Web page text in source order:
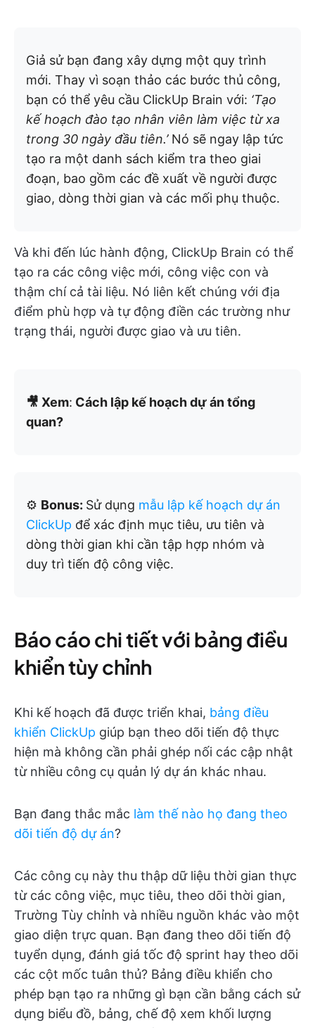
Giả sử bạn đang xây dựng một quy trình
mới. Thay vì soạn thảo các bước thủ công,
bạn có thể yêu cầu ClickUp Brain với: ‘Tạo
kế hoạch đào tạo nhân viên làm việc từ xa
trong 30 ngày đầu tiên.’Nó sẽ ngay lập tức
tạo ra một danh sách kiểm tra theo giai
đoạn, bao gồm các đề xuất về người được
giao, dòng thời gian và các mối phụ thuộc.
Và khi đến lúc hành động, ClickUp Brain có thể
tạo ra các công việc mới, công việc con và
thậm chí cả tài liệu. Nó liên kết chúng với địa
điểm phù hợp và tự động điền các trường như
trạng thái, người được giao và ưu tiên.
🎥 Xem: Cách lập kế hoạch dự án tổng
quan?
⚙️ Bonus: Sử dụng mẫu lập kế hoạch dự án
ClickUp để xác định mục tiêu, ưu tiên và
dòng thời gian khi cần tập hợp nhóm và
duy trì tiến độ công việc.
Báo cáo chi tiết với bảng điều
khiển tùy chỉnh
Khi kế hoạch đã được triển khai, bảng điều
khiển ClickUp giúp bạn theo dõi tiến độ thực
hiện mà không cần phải ghép nối các cập nhật
từ nhiều công cụ quản lý dự án khác nhau.
Bạn đang thắc mắc làm thế nào họ đang theo
dõi tiến độ dự án?
Các công cụ này thu thập dữ liệu thời gian thực
từ các công việc, mục tiêu, theo dõi thời gian,
Trường Tùy chỉnh và nhiều nguồn khác vào một
giao diện trực quan. Bạn đang theo dõi tiến độ
tuyển dụng, đánh giá tốc độ sprint hay theo dõi
các cột mốc tuân thủ? Bảng điều khiển cho
phép bạn tạo ra những gì bạn cần bằng cách sử
dụng biểu đồ, bảng, chế độ xem khối lượng